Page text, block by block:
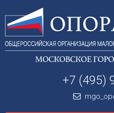
+7 (495)